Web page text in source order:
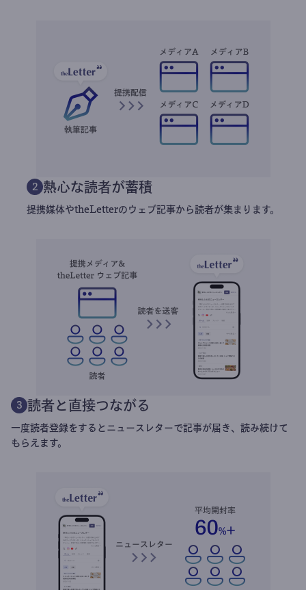
2 熱心な読者が蓄積
提携媒体やtheLetterのウェブ記事から読者が集まります。
3 読者と直接つながる
一度読者登録をするとニュースレターで記事が届き、読み続けて
もらえます。